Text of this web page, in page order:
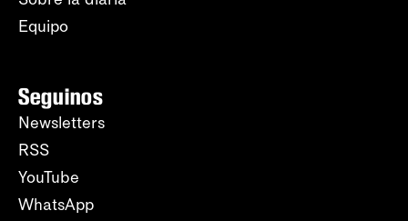
Equipo
Seguinos
Newsletters
RSS
YouTube
WhatsApp